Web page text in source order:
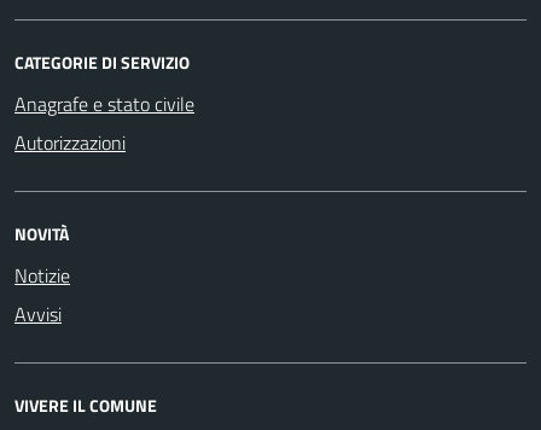
CATEGORIE DI SERVIZIO
Anagrafe e stato civile
Autorizzazioni
NOVITÀ
Notizie
Avvisi
VIVERE IL COMUNE